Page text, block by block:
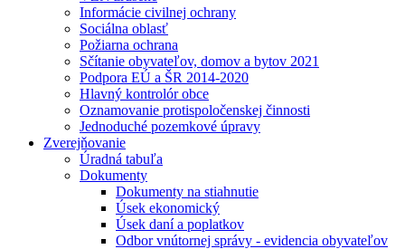
Informácie civilnej ochrany
Sociálna oblasť
Požiarna ochrana
Sčítanie obyvateľov, domov a bytov 2021
Podpora EÚ a ŠR 2014-2020
Hlavný kontrolór obce
Oznamovanie protispoločenskej činnosti
Jednoduché pozemkové úpravy
Zverejňovanie
Úradná tabuľa
Dokumenty
Dokumenty na stiahnutie
Úsek ekonomický
Úsek daní a poplatkov
Odbor vnútornej správy - evidencia obyvateľov